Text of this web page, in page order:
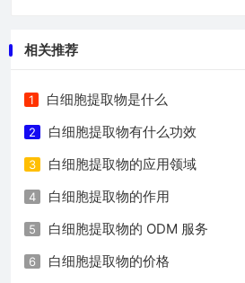
相关推荐
1 白细胞提取物是什么
2 白细胞提取物有什么功效
3 白细胞提取物的应用领域
4 白细胞提取物的作用
5 白细胞提取物的 ODM 服务
6 白细胞提取物的价格